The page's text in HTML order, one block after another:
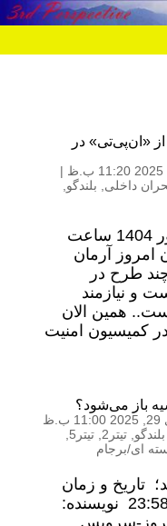
«ان‌پی‌تی» در
|
داخلی بلندگو
تاریخ و زمان ارسال: 8 شهریور 1404 ساعت
امروز آرمان
طرح در
و نیازمند
همین الان
سه طرح برای خروج از NPT در کمیسیون امنیت
باز می‌شود؟
بلندگو تیتر2 تیتر5
ای/برجام
تاریخ و زمان
ارسال: 7 مرداد 1404 ساعت 23:58 نویسنده:
سرویس